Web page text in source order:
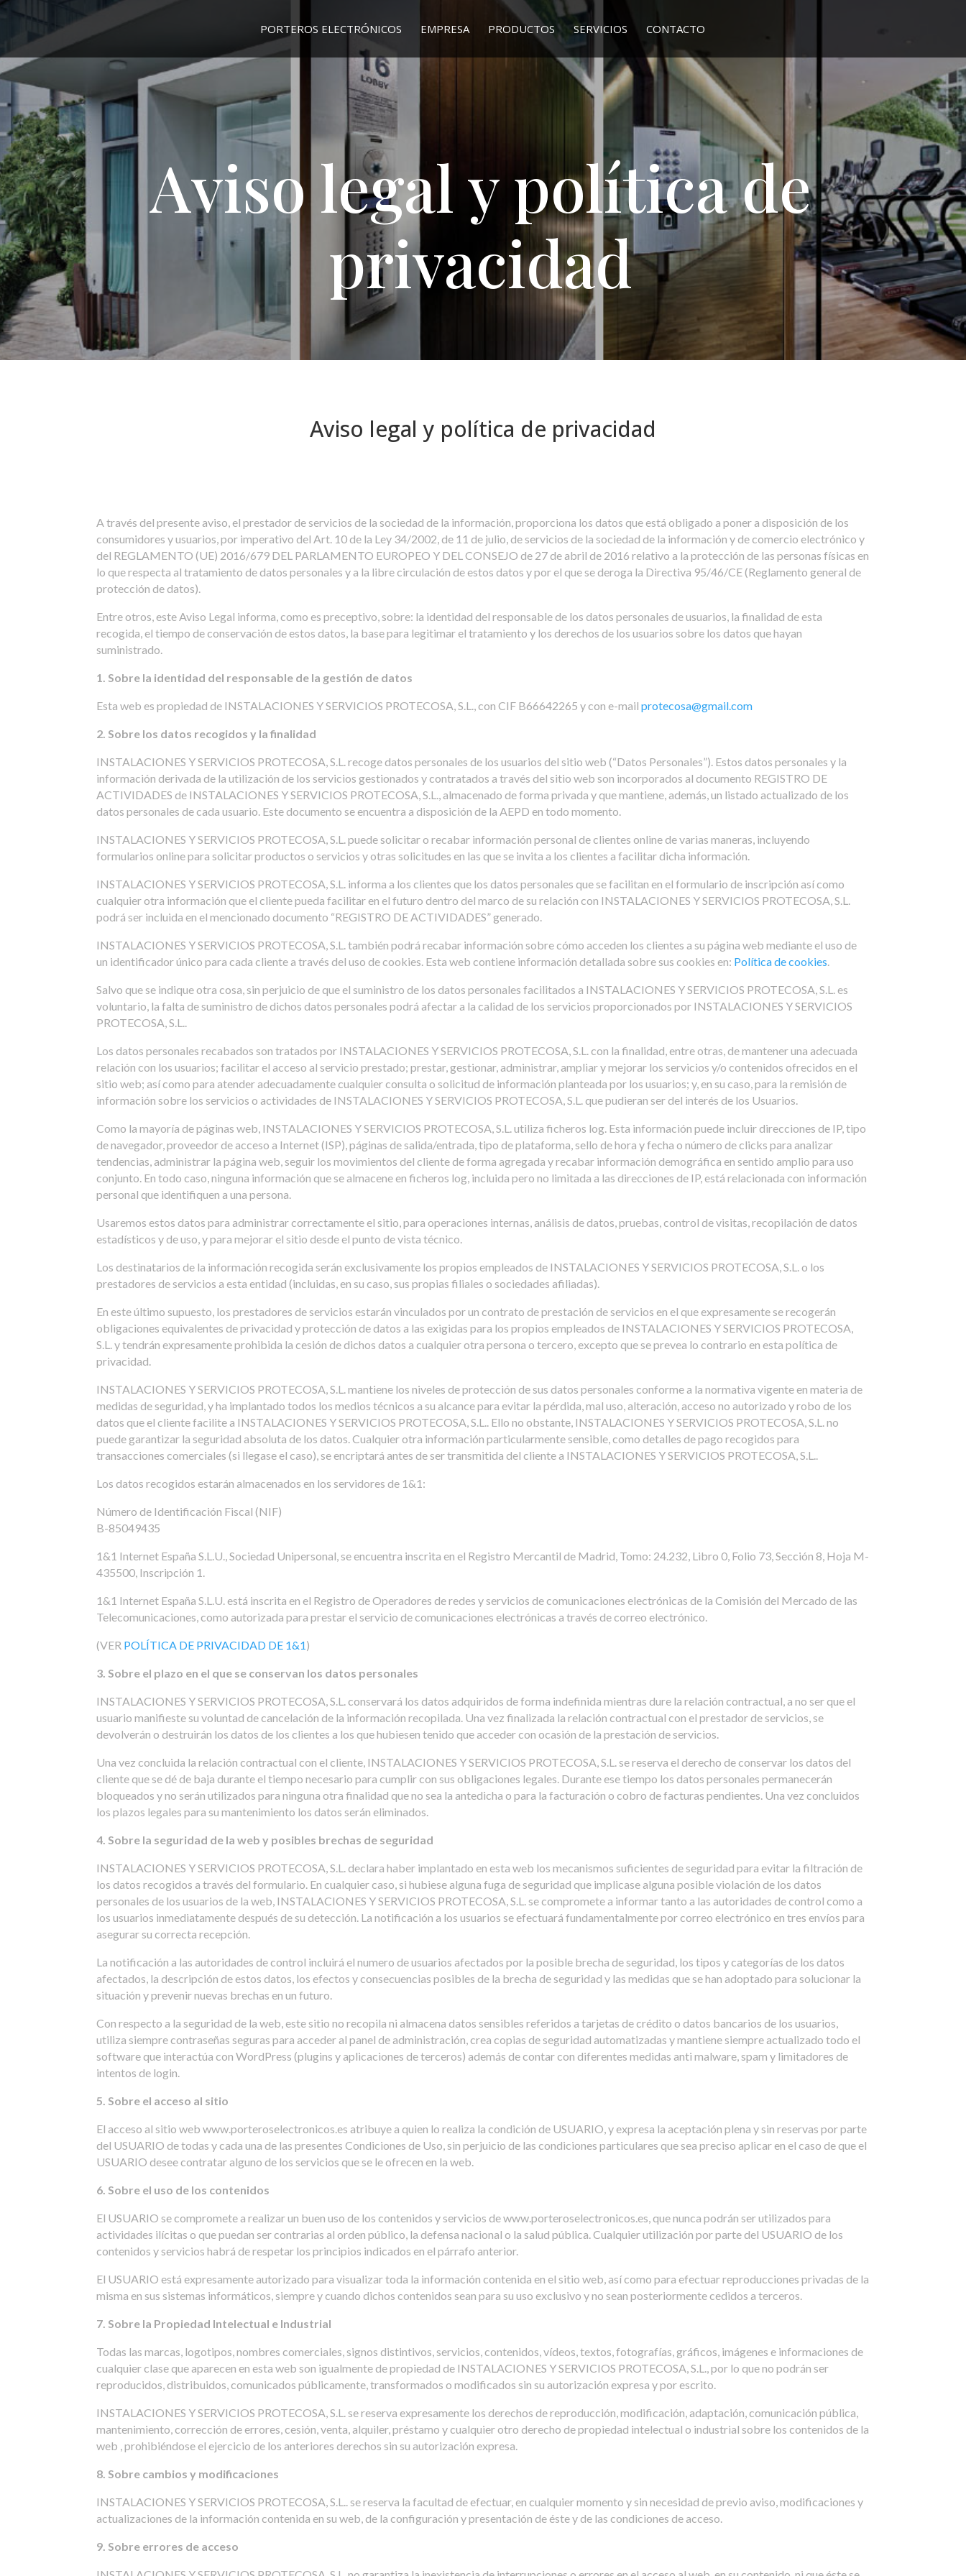
PORTEROS ELECTRÓNICOS EMPRESA PRODUCTOS SERVICIOS CONTACTO
Aviso legal y política de
privacidad
Aviso legal y política de privacidad
A través del presente aviso, el prestador de servicios de la sociedad de la información, proporciona los datos que está obligado a poner a disposición de los
consumidores y usuarios, por imperativo del Art. 10 de la Ley 34/2002, de 11 de julio, de servicios de la sociedad de la información y de comercio electrónico y
del REGLAMENTO (UE) 2016/679 DEL PARLAMENTO EUROPEO Y DEL CONSEJO de 27 de abril de 2016 relativo a la protección de las personas físicas en
lo que respecta al tratamiento de datos personales y a la libre circulación de estos datos y por el que se deroga la Directiva 95/46/CE (Reglamento general de
protección de datos).
Entre otros, este Aviso Legal informa, como es preceptivo, sobre: la identidad del responsable de los datos personales de usuarios, la finalidad de esta
recogida, el tiempo de conservación de estos datos, la base para legitimar el tratamiento y los derechos de los usuarios sobre los datos que hayan
suministrado.
1. Sobre la identidad del responsable de la gestión de datos
Esta web es propiedad de INSTALACIONES Y SERVICIOS PROTECOSA, S.L., con CIF B66642265 y con e-mailprotecosa@gmail.com
2. Sobre los datos recogidos y la finalidad
INSTALACIONES Y SERVICIOS PROTECOSA, S.L. recoge datos personales de los usuarios del sitio web (“Datos Personales”). Estos datos personales y la
información derivada de la utilización de los servicios gestionados y contratados a través del sitio web son incorporados al documento REGISTRO DE
ACTIVIDADES de INSTALACIONES Y SERVICIOS PROTECOSA, S.L., almacenado de forma privada y que mantiene, además, un listado actualizado de los
datos personales de cada usuario. Este documento se encuentra a disposición de la AEPD en todo momento.
INSTALACIONES Y SERVICIOS PROTECOSA, S.L. puede solicitar o recabar información personal de clientes online de varias maneras, incluyendo
formularios online para solicitar productos o servicios y otras solicitudes en las que se invita a los clientes a facilitar dicha información.
INSTALACIONES Y SERVICIOS PROTECOSA, S.L. informa a los clientes que los datos personales que se facilitan en el formulario de inscripción así como
cualquier otra información que el cliente pueda facilitar en el futuro dentro del marco de su relación con INSTALACIONES Y SERVICIOS PROTECOSA, S.L.
podrá ser incluida en el mencionado documento “REGISTRO DE ACTIVIDADES” generado.
INSTALACIONES Y SERVICIOS PROTECOSA, S.L. también podrá recabar información sobre cómo acceden los clientes a su página web mediante el uso de
un identificador único para cada cliente a través del uso de cookies. Esta web contiene información detallada sobre sus cookies en: Política de cookies.
Salvo que se indique otra cosa, sin perjuicio de que el suministro de los datos personales facilitados a INSTALACIONES Y SERVICIOS PROTECOSA, S.L. es
voluntario, la falta de suministro de dichos datos personales podrá afectar a la calidad de los servicios proporcionados por INSTALACIONES Y SERVICIOS
PROTECOSA, S.L..
Los datos personales recabados son tratados por INSTALACIONES Y SERVICIOS PROTECOSA, S.L. con la finalidad, entre otras, de mantener una adecuada
relación con los usuarios; facilitar el acceso al servicio prestado; prestar, gestionar, administrar, ampliar y mejorar los servicios y/o contenidos ofrecidos en el
sitio web; así como para atender adecuadamente cualquier consulta o solicitud de información planteada por los usuarios; y, en su caso, para la remisión de
información sobre los servicios o actividades de INSTALACIONES Y SERVICIOS PROTECOSA, S.L. que pudieran ser del interés de los Usuarios.
Como la mayoría de páginas web, INSTALACIONES Y SERVICIOS PROTECOSA, S.L. utiliza ficheros log. Esta información puede incluir direcciones de IP, tipo
de navegador, proveedor de acceso a Internet (ISP), páginas de salida/entrada, tipo de plataforma, sello de hora y fecha o número de clicks para analizar
tendencias, administrar la página web, seguir los movimientos del cliente de forma agregada y recabar información demográfica en sentido amplio para uso
conjunto. En todo caso, ninguna información que se almacene en ficheros log, incluida pero no limitada a las direcciones de IP, está relacionada con información
personal que identifiquen a una persona.
Usaremos estos datos para administrar correctamente el sitio, para operaciones internas, análisis de datos, pruebas, control de visitas, recopilación de datos
estadísticos y de uso, y para mejorar el sitio desde el punto de vista técnico.
Los destinatarios de la información recogida serán exclusivamente los propios empleados de INSTALACIONES Y SERVICIOS PROTECOSA, S.L. o los
prestadores de servicios a esta entidad (incluidas, en su caso, sus propias filiales o sociedades afiliadas).
En este último supuesto, los prestadores de servicios estarán vinculados por un contrato de prestación de servicios en el que expresamente se recogerán
obligaciones equivalentes de privacidad y protección de datos a las exigidas para los propios empleados de INSTALACIONES Y SERVICIOS PROTECOSA,
S.L. y tendrán expresamente prohibida la cesión de dichos datos a cualquier otra persona o tercero, excepto que se prevea lo contrario en esta política de
privacidad.
INSTALACIONES Y SERVICIOS PROTECOSA, S.L. mantiene los niveles de protección de sus datos personales conforme a la normativa vigente en materia de
medidas de seguridad, y ha implantado todos los medios técnicos a su alcance para evitar la pérdida, mal uso, alteración, acceso no autorizado y robo de los
datos que el cliente facilite a INSTALACIONES Y SERVICIOS PROTECOSA, S.L.. Ello no obstante, INSTALACIONES Y SERVICIOS PROTECOSA, S.L. no
puede garantizar la seguridad absoluta de los datos. Cualquier otra información particularmente sensible, como detalles de pago recogidos para
transacciones comerciales (si llegase el caso), se encriptará antes de ser transmitida del cliente a INSTALACIONES Y SERVICIOS PROTECOSA, S.L..
Los datos recogidos estarán almacenados en los servidores de 1&1:
Número de Identificación Fiscal (NIF)
B-85049435
1&1 Internet España S.L.U., Sociedad Unipersonal, se encuentra inscrita en el Registro Mercantil de Madrid, Tomo: 24.232, Libro 0, Folio 73, Sección 8, Hoja M-
435500, Inscripción 1.
1&1 Internet España S.L.U. está inscrita en el Registro de Operadores de redes y servicios de comunicaciones electrónicas de la Comisión del Mercado de las
Telecomunicaciones, como autorizada para prestar el servicio de comunicaciones electrónicas a través de correo electrónico.
(VER POLÍTICA DE PRIVACIDAD DE 1&1)
3. Sobre el plazo en el que se conservan los datos personales
INSTALACIONES Y SERVICIOS PROTECOSA, S.L. conservará los datos adquiridos de forma indefinida mientras dure la relación contractual, a no ser que el
usuario manifieste su voluntad de cancelación de la información recopilada. Una vez finalizada la relación contractual con el prestador de servicios, se
devolverán o destruirán los datos de los clientes a los que hubiesen tenido que acceder con ocasión de la prestación de servicios.
Una vez concluida la relación contractual con el cliente, INSTALACIONES Y SERVICIOS PROTECOSA, S.L. se reserva el derecho de conservar los datos del
cliente que se dé de baja durante el tiempo necesario para cumplir con sus obligaciones legales. Durante ese tiempo los datos personales permanecerán
bloqueados y no serán utilizados para ninguna otra finalidad que no sea la antedicha o para la facturación o cobro de facturas pendientes. Una vez concluidos
los plazos legales para su mantenimiento los datos serán eliminados.
4. Sobre la seguridad de la web y posibles brechas de seguridad
INSTALACIONES Y SERVICIOS PROTECOSA, S.L. declara haber implantado en esta web los mecanismos suficientes de seguridad para evitar la filtración de
los datos recogidos a través del formulario. En cualquier caso, si hubiese alguna fuga de seguridad que implicase alguna posible violación de los datos
personales de los usuarios de la web, INSTALACIONES Y SERVICIOS PROTECOSA, S.L. se compromete a informar tanto a las autoridades de control como a
los usuarios inmediatamente después de su detección. La notificación a los usuarios se efectuará fundamentalmente por correo electrónico en tres envíos para
asegurar su correcta recepción.
La notificación a las autoridades de control incluirá el numero de usuarios afectados por la posible brecha de seguridad, los tipos y categorías de los datos
afectados, la descripción de estos datos, los efectos y consecuencias posibles de la brecha de seguridad y las medidas que se han adoptado para solucionar la
situación y prevenir nuevas brechas en un futuro.
Con respecto a la seguridad de la web, este sitio no recopila ni almacena datos sensibles referidos a tarjetas de crédito o datos bancarios de los usuarios,
utiliza siempre contraseñas seguras para acceder al panel de administración, crea copias de seguridad automatizadas y mantiene siempre actualizado todo el
software que interactúa con WordPress (plugins y aplicaciones de terceros) además de contar con diferentes medidas anti malware, spam y limitadores de
intentos de login.
5. Sobre el acceso al sitio
El acceso al sitio web www.porteroselectronicos.es atribuye a quien lo realiza la condición de USUARIO, y expresa la aceptación plena y sin reservas por parte
del USUARIO de todas y cada una de las presentes Condiciones de Uso, sin perjuicio de las condiciones particulares que sea preciso aplicar en el caso de que el
USUARIO desee contratar alguno de los servicios que se le ofrecen en la web.
6. Sobre el uso de los contenidos
El USUARIO se compromete a realizar un buen uso de los contenidos y servicios de www.porteroselectronicos.es, que nunca podrán ser utilizados para
actividades ilícitas o que puedan ser contrarias al orden público, la defensa nacional o la salud pública. Cualquier utilización por parte del USUARIO de los
contenidos y servicios habrá de respetar los principios indicados en el párrafo anterior.
El USUARIO está expresamente autorizado para visualizar toda la información contenida en el sitio web, así como para efectuar reproducciones privadas de la
misma en sus sistemas informáticos, siempre y cuando dichos contenidos sean para su uso exclusivo y no sean posteriormente cedidos a terceros.
7. Sobre la Propiedad Intelectual e Industrial
Todas las marcas, logotipos, nombres comerciales, signos distintivos, servicios, contenidos, vídeos, textos, fotografías, gráficos, imágenes e informaciones de
cualquier clase que aparecen en esta web son igualmente de propiedad de INSTALACIONES Y SERVICIOS PROTECOSA, S.L., por lo que no podrán ser
reproducidos, distribuidos, comunicados públicamente, transformados o modificados sin su autorización expresa y por escrito.
INSTALACIONES Y SERVICIOS PROTECOSA, S.L. se reserva expresamente los derechos de reproducción, modificación, adaptación, comunicación pública,
mantenimiento, corrección de errores, cesión, venta, alquiler, préstamo y cualquier otro derecho de propiedad intelectual o industrial sobre los contenidos de la
web , prohibiéndose el ejercicio de los anteriores derechos sin su autorización expresa.
8. Sobre cambios y modificaciones
INSTALACIONES Y SERVICIOS PROTECOSA, S.L.. se reserva la facultad de efectuar, en cualquier momento y sin necesidad de previo aviso, modificaciones y
actualizaciones de la información contenida en su web, de la configuración y presentación de éste y de las condiciones de acceso.
9. Sobre errores de acceso